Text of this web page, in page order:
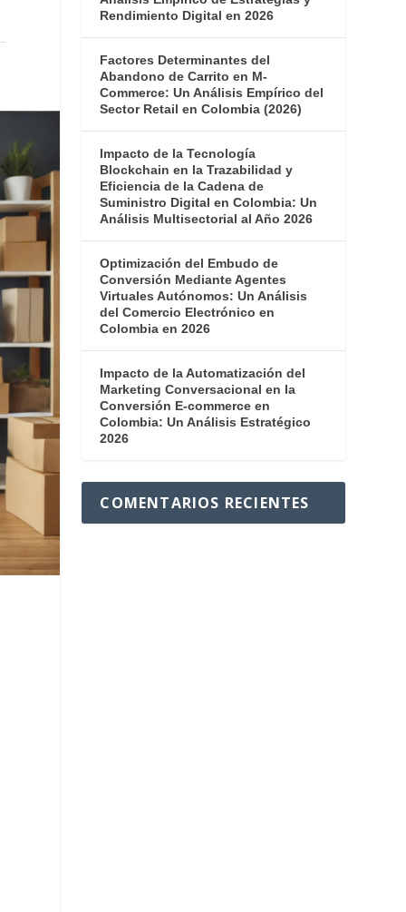
Rendimiento Digital en 2026
Factores Determinantes del
Abandono de Carrito en M-
Commerce: Un Análisis Empírico del
Sector Retail en Colombia (2026)
Impacto de la Tecnología
Blockchain en la Trazabilidad y
Eficiencia de la Cadena de
Suministro Digital en Colombia: Un
Análisis Multisectorial al Año 2026
Optimización del Embudo de
Conversión Mediante Agentes
Virtuales Autónomos: Un Análisis
del Comercio Electrónico en
Colombia en 2026
Impacto de la Automatización del
Marketing Conversacional en la
Conversión E-commerce en
Colombia: Un Análisis Estratégico
2026
COMENTARIOS RECIENTES